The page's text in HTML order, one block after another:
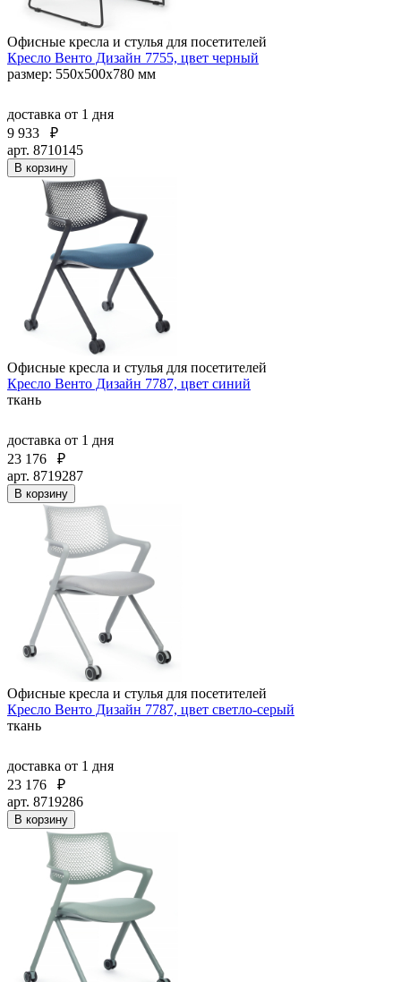
Офисные кресла и стулья для посетителей
Кресло Венто Дизайн 7755, цвет черный
размер: 550х500х780 мм
доставка от 1 дня
9 933
₽
арт. 8710145
В корзину
Офисные кресла и стулья для посетителей
Кресло Венто Дизайн 7787, цвет синий
ткань
доставка от 1 дня
23 176
₽
арт. 8719287
В корзину
Офисные кресла и стулья для посетителей
Кресло Венто Дизайн 7787, цвет светло-серый
ткань
доставка от 1 дня
23 176
₽
арт. 8719286
В корзину